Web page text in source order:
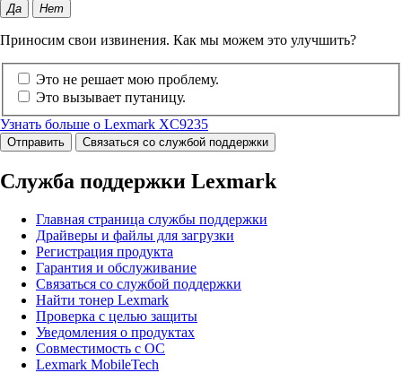
Да Нет
Приносим свои извинения. Как мы можем это улучшить?
Это не решает мою проблему.
Это вызывает путаницу.
Узнать больше о Lexmark XC9235
Отправить Связаться со службой поддержки
Служба поддержки Lexmark
Главная страница службы поддержки
Драйверы и файлы для загрузки
Регистрация продукта
Гарантия и обслуживание
Связаться со службой поддержки
Найти тонер Lexmark
Проверка с целью защиты
Уведомления о продуктах
Совместимость с ОС
Lexmark MobileTech